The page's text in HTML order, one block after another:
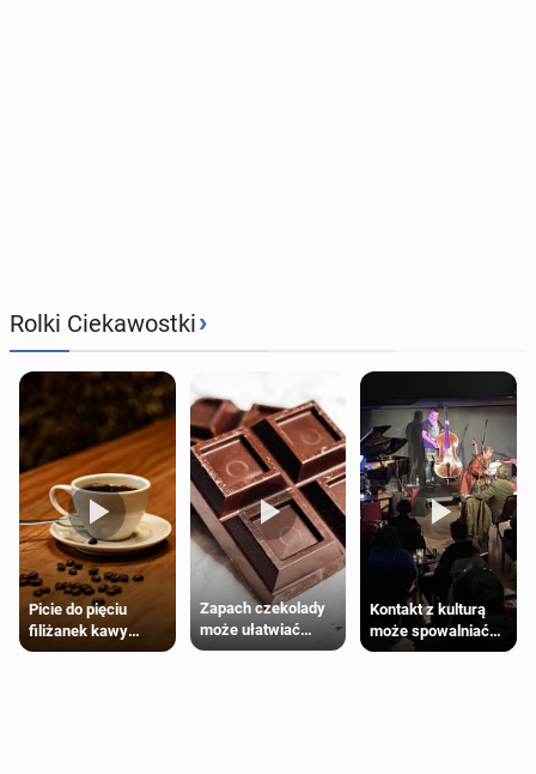
Rolki Ciekawostki›
Picie do pięciu
filiżanek kawy
dziennie jest
Zapach czekolady
może ułatwiać
trening siłowy
Kontakt z kulturą
może spowalniać
starzenie